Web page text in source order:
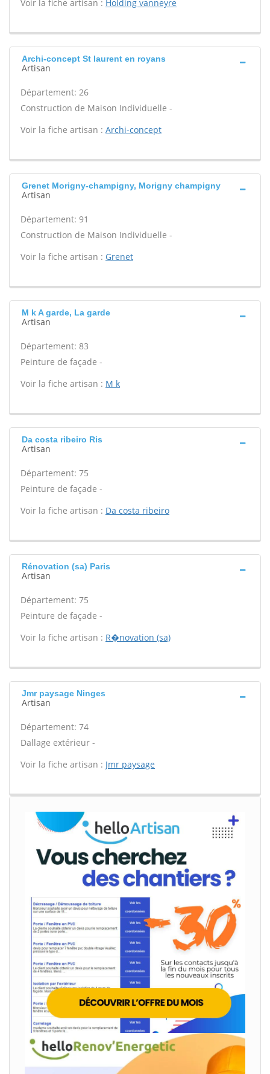
Voir la fiche artisan : Holding vanneyre
Archi-concept St laurent en royans
Artisan
Département: 26
Construction de Maison Individuelle -
Voir la fiche artisan : Archi-concept
Grenet Morigny-champigny, Morigny champigny
Artisan
Département: 91
Construction de Maison Individuelle -
Voir la fiche artisan : Grenet
M k A garde, La garde
Artisan
Département: 83
Peinture de façade -
Voir la fiche artisan : M k
Da costa ribeiro Ris
Artisan
Département: 75
Peinture de façade -
Voir la fiche artisan : Da costa ribeiro
Rénovation (sa) Paris
Artisan
Département: 75
Peinture de façade -
Voir la fiche artisan : R�novation (sa)
Jmr paysage Ninges
Artisan
Département: 74
Dallage extérieur -
Voir la fiche artisan : Jmr paysage